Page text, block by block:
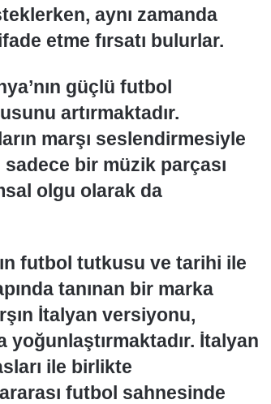
aynı zamanda
etme fırsatı bulurlar.
güçlü futbol
artırmaktadır.
marşı seslendirmesiyle
bir müzik parçası
olgu olarak da
futbol tutkusu ve tarihi ile
tanınan bir marka
İtalyan versiyonu,
yoğunlaştırmaktadır. İtalyan
ile birlikte
futbol sahnesinde